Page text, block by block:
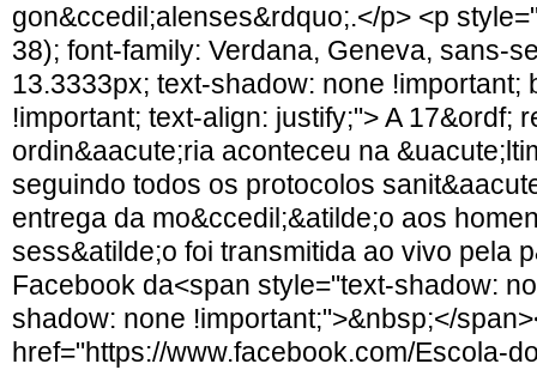
gon&ccedil;alenses&rdquo;.</p> <p
38); font-family: Verdana, Geneva, sans-
13.3333px; text-shadow: none !important;
!important; text-align: justify;"> A 17&ordf;
ordin&aacute;ria aconteceu na
seguindo todos os protocolos
entrega da mo&ccedil;&atilde;o aos
sess&atilde;o foi transmitida ao vivo pela
Facebook da<span style="text-shadow:
shadow: none !important;">&nbsp;</
href="https://www.facebook.com/Escola-